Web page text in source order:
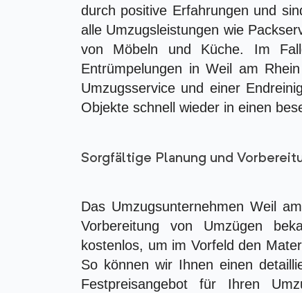
durch positive Erfahrungen und
alle Umzugsleistungen wie
von Möbeln und Küche. Im
Entrümpelungen in Weil am
Umzugsservice und einer
Objekte schnell wieder in einen
Sorgfältige Planung und
Das Umzugsunternehmen Weil
Vorbereitung von Umzügen
kostenlos, um im Vorfeld den
So können wir Ihnen einen
Festpreisangebot für Ihren